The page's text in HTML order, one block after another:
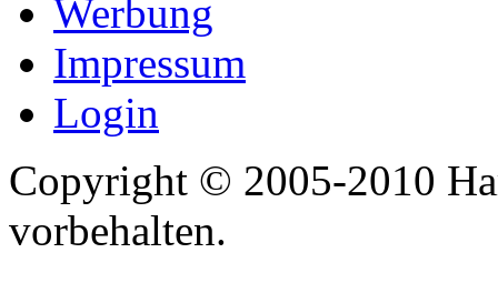
Werbung
Impressum
Login
Copyright © 2005-2010
vorbehalten.